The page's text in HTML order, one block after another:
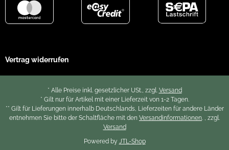
Vertrag widerrufen
* Alle Preise inkl. gesetzlicher USt., zzgl. Versand
* Gilt nur für Artikel mit einer Lieferzeit von 1-2 Tagen.
** Gilt für Lieferungen innerhalb Deutschlands, Lieferzeiten für andere Länder
entnehmen Sie bitte der Schaltfläche mit den Versandinformationen. , zzgl.
Versand
Powered by JTL-Shop